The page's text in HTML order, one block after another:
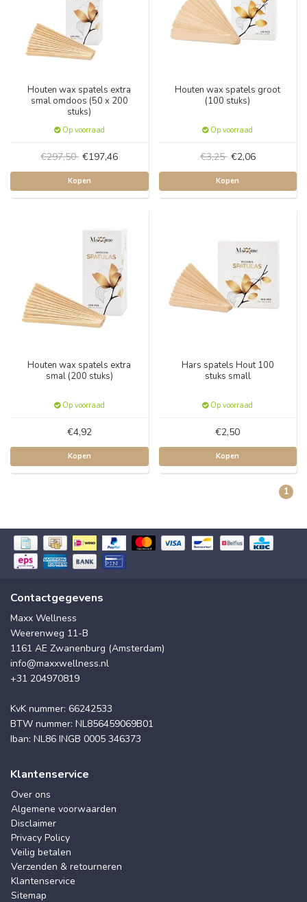
Houten wax spatels extra
smal omdoos (50 x 200
stuks)
Op voorraad
€297,50 €197,46
Kopen
Houten wax spatels groot
(100 stuks)
Op voorraad
€3,25 €2,06
Kopen
Houten wax spatels extra
smal (200 stuks)
Op voorraad
€4,92
Kopen
Hars spatels Hout 100
stuks small
Op voorraad
€2,50
Kopen
1
Contactgegevens
Maxx Wellness
Weerenweg 11-B
1161 AE Zwanenburg (Amsterdam)
info@maxxwellness.nl
+31 204970819
KvK nummer: 66242533
BTW nummer: NL856459069B01
Iban: NL86 INGB 0005 346373
Klantenservice
Over ons
Algemene voorwaarden
Disclaimer
Privacy Policy
Veilig betalen
Verzenden & retourneren
Klantenservice
Sitemap